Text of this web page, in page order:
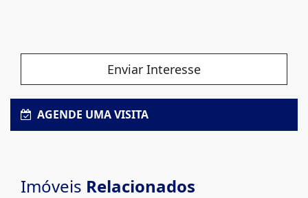
Enviar Interesse
AGENDE UMA VISITA
Imóveis Relacionados